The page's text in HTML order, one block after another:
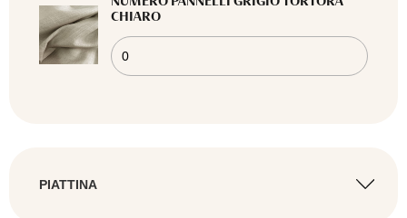
CHIARO
PIATTINA